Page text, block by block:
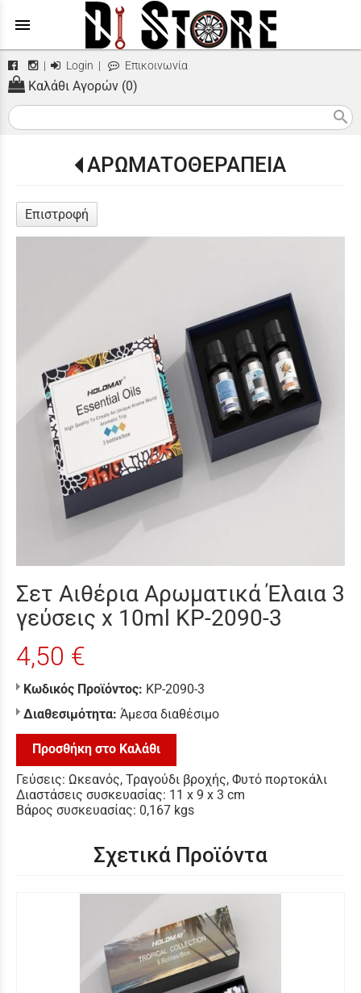
menu
| Login | Επικοινωνία
Καλάθι Αγορών (0)
search
ΑΡΩΜΑΤΟΘΕΡΑΠΕΙΑ
Επιστροφή
Σετ Αιθέρια Αρωματικά Έλαια 3
γεύσεις x 10ml KP-2090-3
4,50 €
Κωδικός Προϊόντος: KP-2090-3
Διαθεσιμότητα: Άμεσα διαθέσιμο
Προσθήκη στο Καλάθι
Γεύσεις: Ωκεανός, Τραγούδι βροχής, Φυτό πορτοκάλι
Διαστάσεις συσκευασίας: 11 x 9 x 3 cm
Βάρος συσκευασίας: 0,167 kgs
Σχετικά Προϊόντα